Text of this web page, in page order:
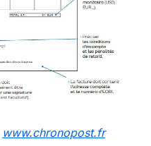
www.chronopost.fr